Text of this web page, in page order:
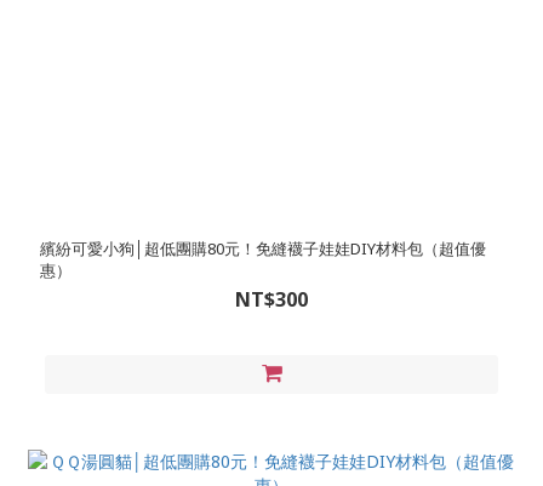
繽紛可愛小狗│超低團購80元！免縫襪子娃娃DIY材料包（超值優
惠）
NT$300